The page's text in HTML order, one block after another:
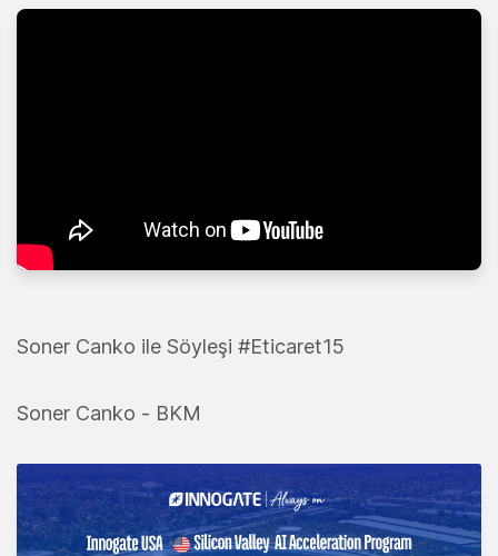
Soner Canko ile Söyleşi #Eticaret15
Soner Canko - BKM